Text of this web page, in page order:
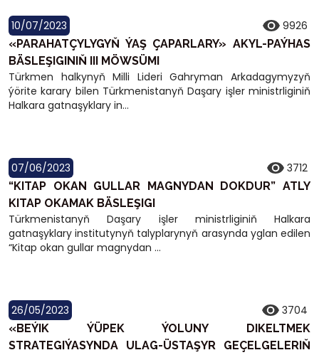
10/07/2023 9926
«PARAHATÇYLYGYŇ ÝAŞ ÇAPARLARY» AKYL-PAÝHAS
BÄSLEŞIGINIŇ III MÖWSÜMI
Türkmen halkynyň Milli Lideri Gahryman Arkadagymyzyň
ýörite karary bilen Türkmenistanyň Daşary işler ministrliginiň
Halkara gatnaşyklary in...
07/06/2023 3712
“KITAP OKAN GULLAR MAGNYDAN DOKDUR” ATLY
KITAP OKAMAK BÄSLEŞIGI
Türkmenistanyň Daşary işler ministrliginiň Halkara
gatnaşyklary institutynyň talyplarynyň arasynda yglan edilen
“Kitap okan gullar magnydan ...
26/05/2023 3704
«BEÝIK ÝÜPEK ÝOLUNY DIKELTMEK
STRATEGIÝASYNDA ULAG-ÜSTAŞYR GEÇELGELERIŇ